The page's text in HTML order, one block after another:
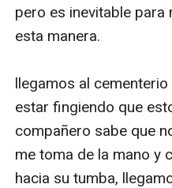
pero es inevitable
esta manera.
llegamos al
estar fingiendo que
compañero sabe que
me toma de la mano y
hacia su tumba,